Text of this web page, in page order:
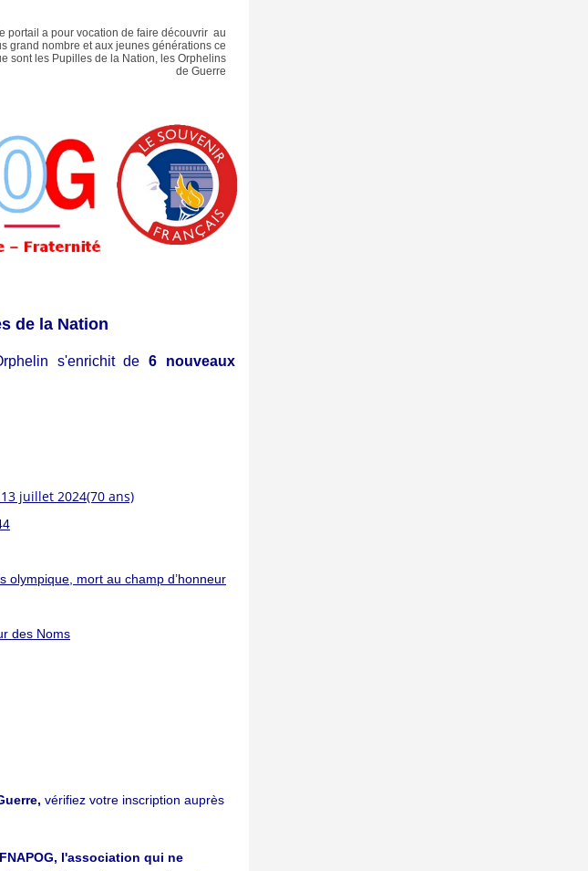
portail a pour vocation de faire découvrir au
grand nombre et aux jeunes générations ce
sont les Pupilles de la Nation, les Orphelins
de Guerre
de la Nation
s'enrichit de6 nouveaux
juillet 2024(70 ans)
olympique, mort au champ d’honneur
des Noms
vérifiez votre inscription auprès
l'association qui ne